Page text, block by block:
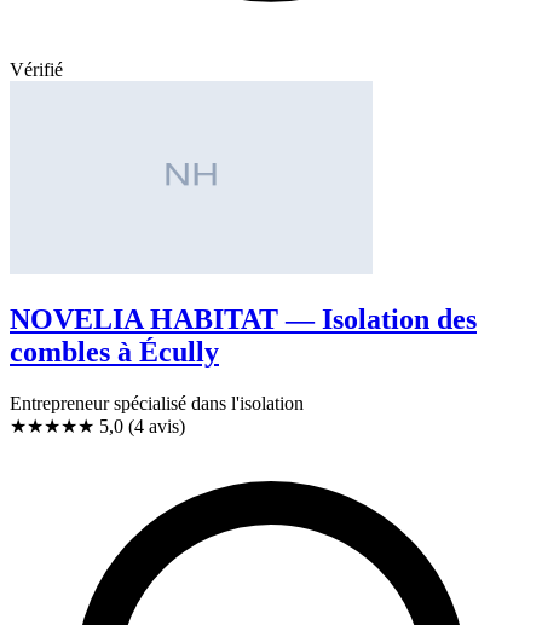
Vérifié
NOVELIA HABITAT — Isolation des
combles à Écully
Entrepreneur spécialisé dans l'isolation
★★★★★ 5,0 (4 avis)